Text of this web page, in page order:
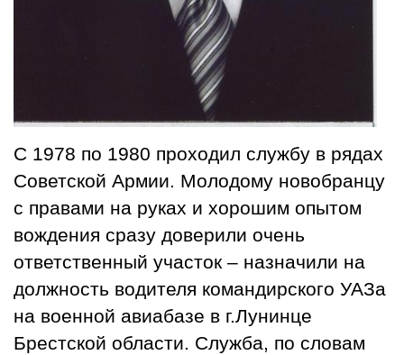
С 1978 по 1980 проходил службу в рядах
Советской Армии. Молодому новобранцу
с правами на руках и хорошим опытом
вождения сразу доверили очень
ответственный участок – назначили на
должность водителя командирского УАЗа
на военной авиабазе в г.Лунинце
Брестской области. Служба, по словам